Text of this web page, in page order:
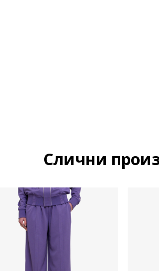
Слични